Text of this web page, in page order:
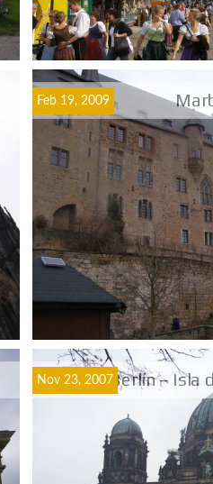
Feb 19, 2009
Berlín – Isla
Nov 23, 2007